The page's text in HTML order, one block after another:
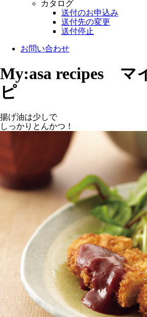
カタログ
送付のお申込み
送付先の変更
送付停止
お問い合わせ
My:asa recipes マ
ピ
揚げ油は少しで
しっかりとんかつ！